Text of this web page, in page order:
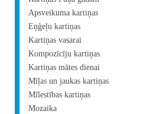
Apsveikuma kartiņas
Eņģeļu kartiņas
Kartiņas vasarai
Kompozīcīju kartiņas
Kartiņas mātes dienai
Mīļas un jaukas kartiņas
Mīlestības kartiņas
Mozaika